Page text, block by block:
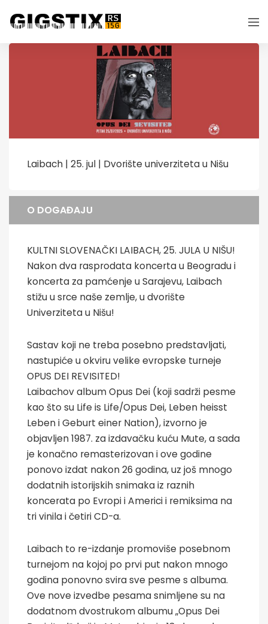
Laibach | 25. jul | Dvorište univerziteta u Nišu
O DOGAĐAJU
KULTNI SLOVENAČKI LAIBACH, 25. JULA U NIŠU!
Nakon dva rasprodata koncerta u Beogradu i
koncerta za pamćenje u Sarajevu, Laibach
stižu u srce naše zemlje, u dvorište
Univerziteta u Nišu!
Sastav koji ne treba posebno predstavljati,
nastupiće u okviru velike evropske turneje
OPUS DEI REVISITED!
Laibachov album Opus Dei (koji sadrži pesme
kao što su Life is Life/Opus Dei, Leben heisst
Leben i Geburt einer Nation), izvorno je
objavljen 1987. za izdavačku kuću Mute, a sada
je konačno remasterizovan i ove godine
ponovo izdat nakon 26 godina, uz još mnogo
dodatnih istorijskih snimaka iz raznih
koncerata po Evropi i Americi i remiksima na
tri vinila i četiri CD-a.
Laibach to re-izdanje promoviše posebnom
turnejom na kojoj po prvi put nakon mnogo
godina ponovno svira sve pesme s albuma.
Ove nove izvedbe pesama snimljene su na
dodatnom dvostrukom albumu „Opus Dei